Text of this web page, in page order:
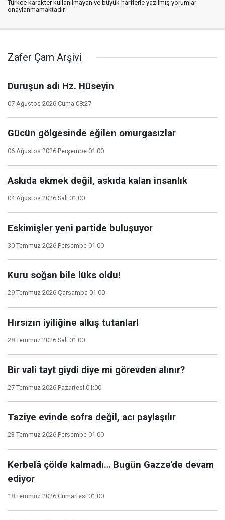
Türkçe karakter kullanılmayan ve büyük harflerle yazılmış yorumlar
onaylanmamaktadır.
Zafer Çam Arşivi
Duruşun adı Hz. Hüseyin
07 Ağustos 2026 Cuma 08:27
Gücün gölgesinde eğilen omurgasızlar
06 Ağustos 2026 Perşembe 01:00
Askıda ekmek değil, askıda kalan insanlık
04 Ağustos 2026 Salı 01:00
Eskimişler yeni partide buluşuyor
30 Temmuz 2026 Perşembe 01:00
Kuru soğan bile lüks oldu!
29 Temmuz 2026 Çarşamba 01:00
Hırsızın iyiliğine alkış tutanlar!
28 Temmuz 2026 Salı 01:00
Bir vali tayt giydi diye mi görevden alınır?
27 Temmuz 2026 Pazartesi 01:00
Taziye evinde sofra değil, acı paylaşılır
23 Temmuz 2026 Perşembe 01:00
Kerbelâ çölde kalmadı… Bugün Gazze'de devam
ediyor
18 Temmuz 2026 Cumartesi 01:00